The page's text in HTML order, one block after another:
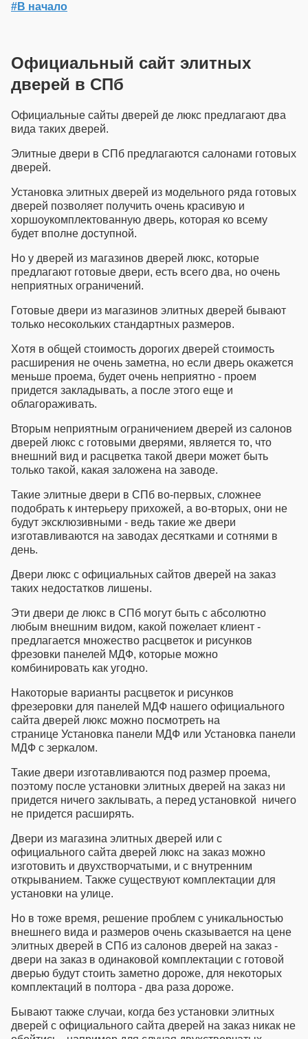
#В начало
Официальный сайт элитных
дверей в СПб
Официальные сайты дверей де люкс предлагают два
вида таких дверей.
Элитные двери в СПб предлагаются салонами готовых
дверей.
Установка элитных дверей из модельного ряда готовых
дверей позволяет получить очень красивую и
хоршоукомплектованную дверь, которая ко всему
будет вполне доступной.
Но у дверей из магазинов дверей люкс, которые
предлагают готовые двери, есть всего два, но очень
неприятных ограничений.
Готовые двери из магазинов элитных дверей бывают
только несокольких стандартных размеров.
Хотя в общей стоимость дорогих дверей стоимость
расширения не очень заметна, но если дверь окажется
меньше проема, будет очень неприятно - проем
придется закладывать, а после этого еще и
облагораживать.
Вторым неприятным ограничением дверей из салонов
дверей люкс с готовыми дверями, является то, что
внешний вид и расцветка такой двери может быть
только такой, какая заложена на заводе.
Такие элитные двери в СПб во-первых, сложнее
подобрать к интерьеру прихожей, а во-вторых, они не
будут эксклюзивными - ведь такие же двери
изготавливаются на заводах десятками и сотнями в
день.
Двери люкс с официальных сайтов дверей на заказ
таких недостатков лишены.
Эти двери де люкс в СПб могут быть с абсолютно
любым внешним видом, какой пожелает клиент -
предлагается множество расцветок и рисунков
фрезовки панелей МДФ, которые можно
комбинировать как угодно.
Накоторые варианты расцветок и рисунков
фрезеровки для панелей МДФ нашего официального
сайта дверей люкс можно посмотреть на
странице Установка панели МДФ или Установка панели
МДФ с зеркалом.
Такие двери изготавливаются под размер проема,
поэтому после установки элитных дверей на заказ ни
придется ничего заклывать, а перед установкой ничего
не придется расширять.
Двери из магазина элитных дверей или с
официального сайта дверей люкс на заказ можно
изготовить и двухстворчатыми, и с внутренним
открыванием. Также существуют комплектации для
установки на улице.
Но в тоже время, решение проблем с уникальностью
внешнего вида и размеров очень сказывается на цене
элитных дверей в СПб из салонов дверей на заказ -
двери на заказ в одинаковой комплектации с готовой
дверью будут стоить заметно дороже, для некоторых
комплектаций в полтора - два раза дороже.
Бывают также случаи, когда без установки элитных
дверей с официального сайта дверей на заказ никак не